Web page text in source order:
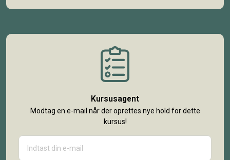
Kursusagent
Modtag en e-mail når der oprettes nye hold for dette
kursus!